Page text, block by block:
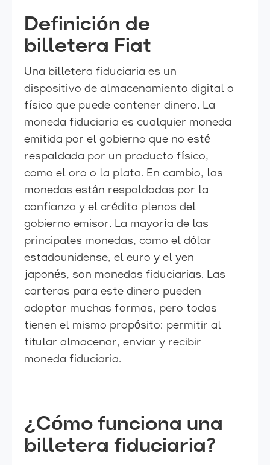
Definición de
billetera Fiat
Una billetera fiduciaria es un
dispositivo de almacenamiento digital o
físico que puede contener dinero. La
moneda fiduciaria es cualquier moneda
emitida por el gobierno que no esté
respaldada por un producto físico,
como el oro o la plata. En cambio, las
monedas están respaldadas por la
confianza y el crédito plenos del
gobierno emisor. La mayoría de las
principales monedas, como el dólar
estadounidense, el euro y el yen
japonés, son monedas fiduciarias. Las
carteras para este dinero pueden
adoptar muchas formas, pero todas
tienen el mismo propósito: permitir al
titular almacenar, enviar y recibir
moneda fiduciaria.
¿Cómo funciona una
billetera fiduciaria?